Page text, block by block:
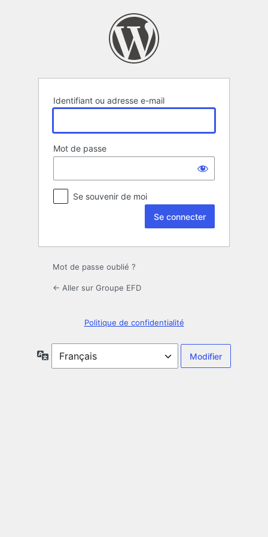
Identifiant ou adresse e-mail
Mot de passe
Se souvenir de moi
Mot de passe oublié ?
← Aller sur Groupe EFD
Politique de confidentialité
Langue